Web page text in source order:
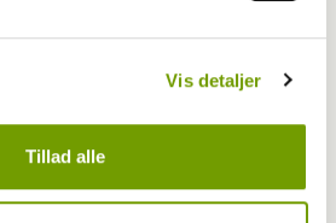
Vis detaljer
Tillad alle